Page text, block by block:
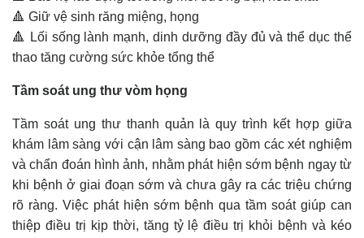
🔺 Giữ vệ sinh răng miệng, họng
🔺 Lối sống lành mạnh, dinh dưỡng đầy đủ và thể dục thể
thao tăng cường sức khỏe tổng thể
Tầm soát ung thư vòm họng
Tầm soát ung thư thanh quản là quy trình kết hợp giữa
khám lâm sàng với cận lâm sàng bao gồm các xét nghiệm
và chẩn đoán hình ảnh, nhằm phát hiện sớm bệnh ngay từ
khi bệnh ở giai đoạn sớm và chưa gây ra các triệu chứng
rõ ràng. Việc phát hiện sớm bệnh qua tầm soát giúp can
thiệp điều trị kịp thời, tăng tỷ lệ điều trị khỏi bệnh và kéo